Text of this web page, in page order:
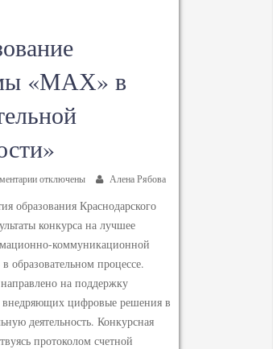
«МАХ» в
отключены Алена Рябова
образования Краснодарского
конкурса на лучшее
коммуникационной
процессе.
на поддержку
внедряющих цифровые решения в
деятельность. Конкурсная
протоколом счетной